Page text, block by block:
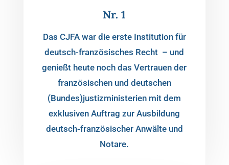
Nr. 1
Das CJFA war die erste Institution für
deutsch-französisches Recht – und
genießt heute noch das Vertrauen der
französischen und deutschen
(Bundes)justizministerien mit dem
exklusiven Auftrag zur Ausbildung
deutsch-französischer Anwälte und
Notare.